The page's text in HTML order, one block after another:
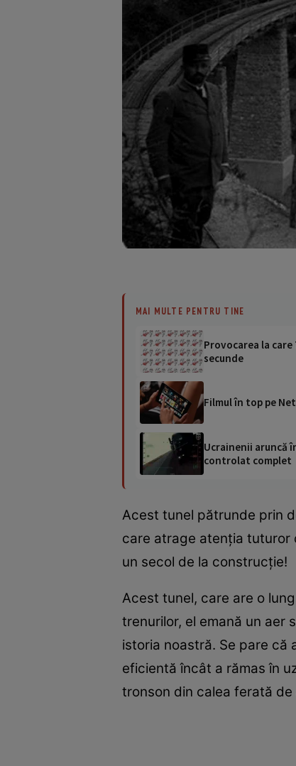
MAI MULTE PENTRU TINE
Provocarea la
secunde
Filmul în top pe
Ucrainenii aruncă
controlat complet
Acest tunel pătrunde prin
care atrage atenția tuturor
un secol de la construcție!
Acest tunel, care are o
trenurilor, el emană un aer
istoria noastră. Se pare
eficientă încât a rămas în
tronson din calea ferată